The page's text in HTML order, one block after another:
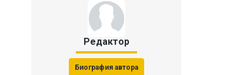
Редактор
Биография автора